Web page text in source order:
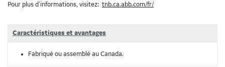
Pour plus d’informations, visitez: tnb.ca.abb.com/fr/
Caractéristiques et avantages
Fabriqué ou assemblé au Canada.